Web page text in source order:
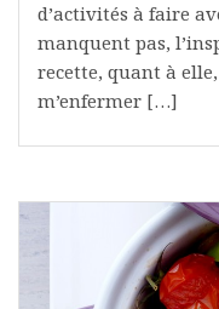
d’activités à faire
manquent pas,
recette, quant à elle,
m’enfermer […]